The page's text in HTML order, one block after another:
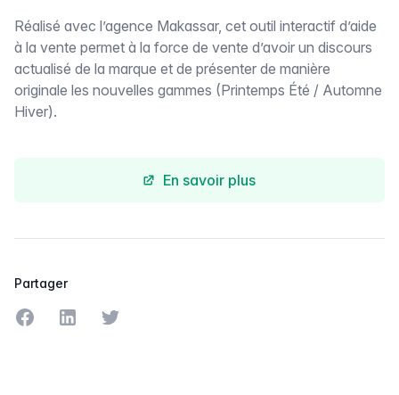
Réalisé avec l’agence Makassar, cet outil interactif d’aide
à la vente permet à la force de vente d’avoir un discours
actualisé de la marque et de présenter de manière
originale les nouvelles gammes (Printemps Été / Automne
Hiver).
En savoir plus
Partager
Partager sur Facebook
Partager sur LinkedIn
Partager sur Twitter